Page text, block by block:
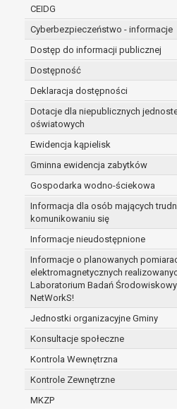
CEIDG
Cyberbezpieczeństwo - informacje
Dostęp do informacji publicznej
Dostępność
Deklaracja dostępności
Dotacje dla niepublicznych
oświatowych
Ewidencja kąpielisk
Gminna ewidencja zabytków
Gospodarka wodno-ściekowa
Informacja dla osób mających
komunikowaniu się
Informacje nieudostępnione
Informacje o planowanych
elektromagnetycznych
Laboratorium Badań
NetWorkS!
Jednostki organizacyjne Gminy
Konsultacje społeczne
Kontrola Wewnętrzna
Kontrole Zewnętrzne
MKZP
Z przyczyn
on istnienie
ustalenia,
W przypadku gdy
prawo do cofnięcia tej
Przysługuje Pani/
Organem właściwym
W zależności od sfery,
Pani/Pana dane nie